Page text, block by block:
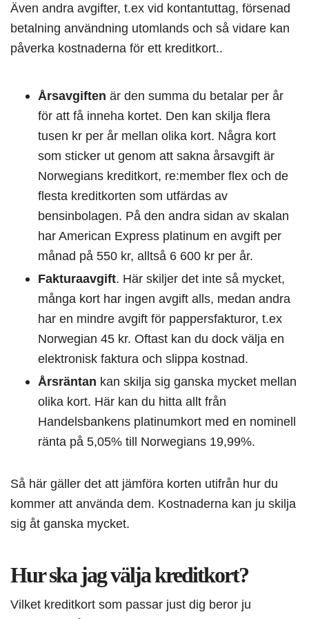
Även andra avgifter, t.ex vid kontantuttag, försenad
betalning användning utomlands och så vidare kan
påverka kostnaderna för ett kreditkort..
Årsavgiften är den summa du betalar per år
för att få inneha kortet. Den kan skilja flera
tusen kr per år mellan olika kort. Några kort
som sticker ut genom att sakna årsavgift är
Norwegians kreditkort, re:member flex och de
flesta kreditkorten som utfärdas av
bensinbolagen. På den andra sidan av skalan
har American Express platinum en avgift per
månad på 550 kr, alltså 6 600 kr per år.
Fakturaavgift. Här skiljer det inte så mycket,
många kort har ingen avgift alls, medan andra
har en mindre avgift för pappersfakturor, t.ex
Norwegian 45 kr. Oftast kan du dock välja en
elektronisk faktura och slippa kostnad.
Årsräntan kan skilja sig ganska mycket mellan
olika kort. Här kan du hitta allt från
Handelsbankens platinumkort med en nominell
ränta på 5,05% till Norwegians 19,99%.
Så här gäller det att jämföra korten utifrån hur du
kommer att använda dem. Kostnaderna kan ju skilja
sig åt ganska mycket.
Hur ska jag välja kreditkort?
Vilket kreditkort som passar just dig beror ju